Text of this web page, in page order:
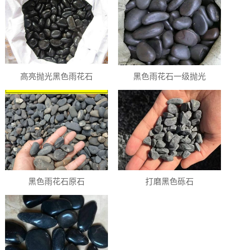
高亮抛光黑色雨花石 黑色雨花石一级抛光
黑色雨花石原石 打磨黑色砾石